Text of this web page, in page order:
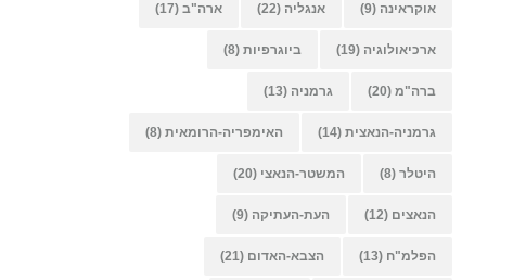
אוקראינה (9) אנגליה (22) ארה"ב (17)
ארכיאולוגיה (19) ביוגרפיות (8)
ברה"מ (20) גרמניה (13)
גרמניה-הנאצית (14) האימפריה-הרומאית (8)
היטלר (8) המשטר-הנאצי (20)
הנאצים (12) העת-העתיקה (9)
הפלמ"ח (13) הצבא-האדום (21)